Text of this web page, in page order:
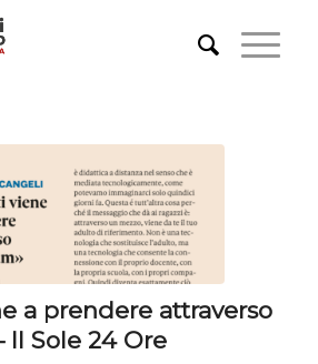
a prendere attraverso
Il Sole 24 Ore